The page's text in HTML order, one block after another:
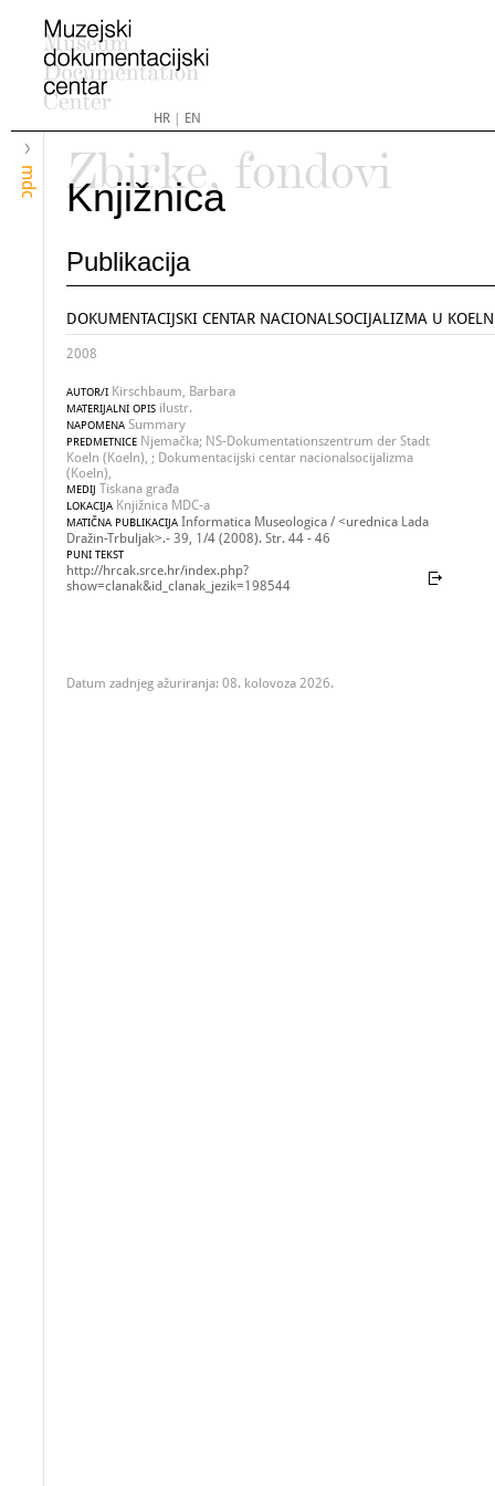
HR| EN
mdc
Zbirke, fondovi
Knjižnica
Publikacija
DOKUMENTACIJSKI CENTAR NACIONALSOCIJALIZMA U
2008
AUTOR/I Kirschbaum, Barbara
MATERIJALNI OPIS ilustr.
NAPOMENA Summary
PREDMETNICE Njemačka; NS-Dokumentationszentrum der Stadt
Koeln (Koeln), ; Dokumentacijski centar nacionalsocijalizma
(Koeln),
MEDIJ Tiskana građa
LOKACIJA Knjižnica MDC-a
MATIČNA PUBLIKACIJA Informatica Museologica / <urednica Lada
Dražin-Trbuljak>.- 39, 1/4 (2008). Str. 44 - 46
PUNI TEKST
http://hrcak.srce.hr/index.php?
show=clanak&id_clanak_jezik=198544
Datum zadnjeg ažuriranja: 08. kolovoza 2026.